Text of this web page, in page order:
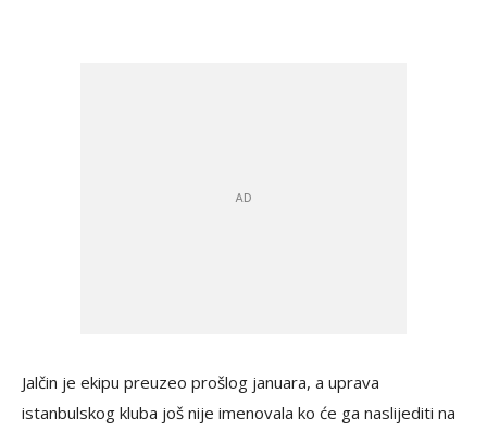
Jalčin je ekipu preuzeo prošlog januara, a uprava
istanbulskog kluba još nije imenovala ko će ga naslijediti na